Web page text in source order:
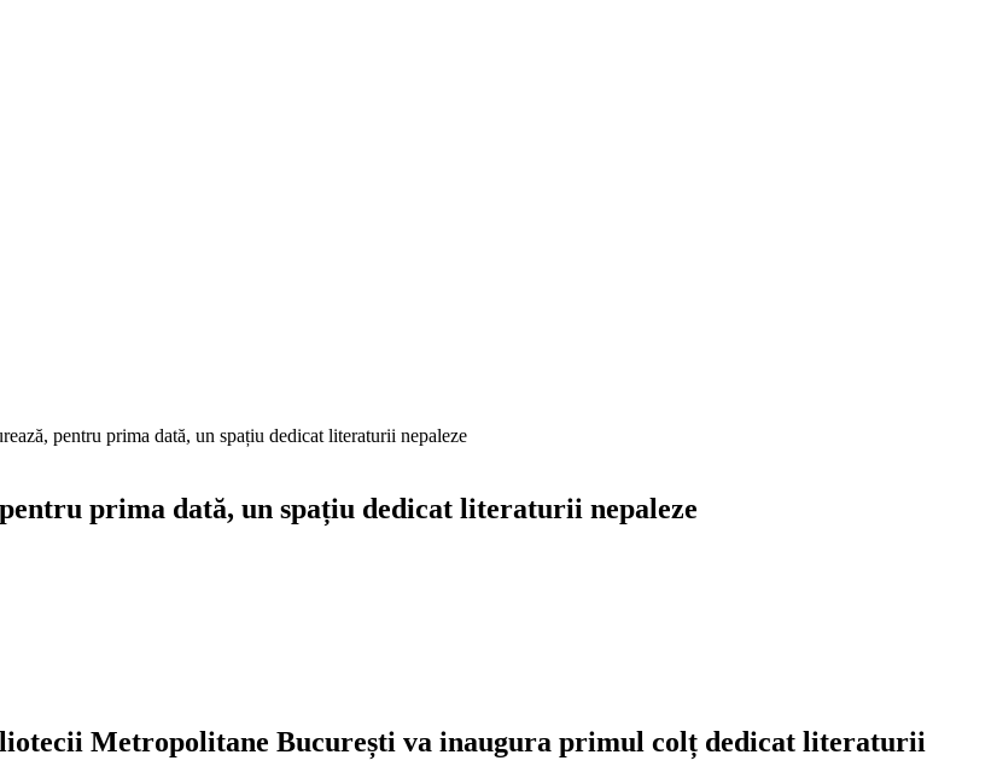
pentru prima dată, un spațiu dedicat literaturii nepaleze
prima dată, un spațiu dedicat literaturii nepaleze
Metropolitane București va inaugura primul colț dedicat literaturii